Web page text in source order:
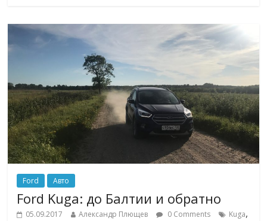
Ford Авто
Ford Kuga: до Балтии и обратно
05.09.2017 Александр Плющев 0 Comments Kuga,